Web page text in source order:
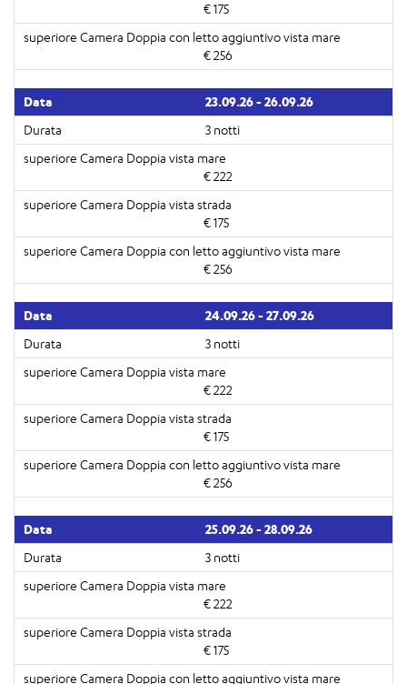
€ 175
€ 256
23.09.26 - 26.09.26
3 notti
€ 222
€ 175
€ 256
24.09.26 - 27.09.26
3 notti
€ 222
€ 175
€ 256
25.09.26 - 28.09.26
3 notti
€ 222
€ 175